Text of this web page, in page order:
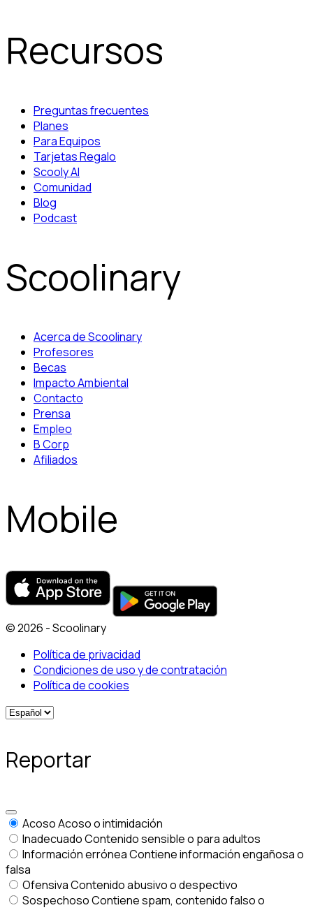
Recursos
Preguntas frecuentes
Planes
Para Equipos
Tarjetas Regalo
Scooly AI
Comunidad
Blog
Podcast
Scoolinary
Acerca de Scoolinary
Profesores
Becas
Impacto Ambiental
Contacto
Prensa
Empleo
B Corp
Afiliados
Mobile
© 2026 - Scoolinary
Política de privacidad
Condiciones de uso y de contratación
Política de cookies
Reportar
AcosoAcoso o intimidación
InadecuadoContenido sensible o para adultos
Información erróneaContiene información engañosa o
falsa
OfensivaContenido abusivo o despectivo
SospechosoContiene spam, contenido falso o